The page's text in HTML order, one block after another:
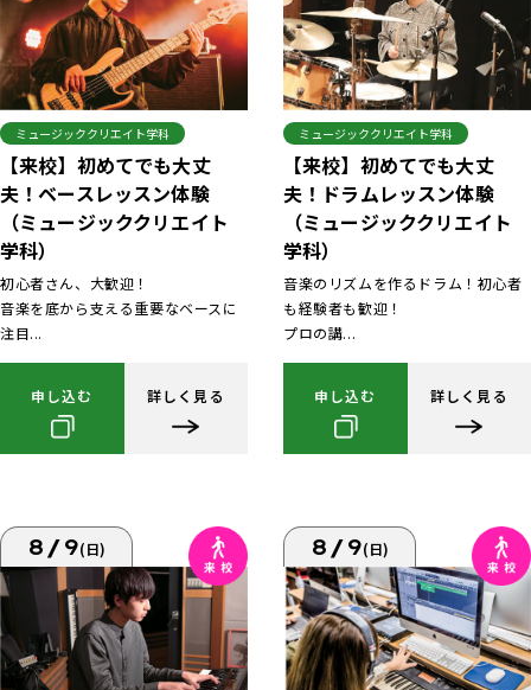
ミュージッククリエイト学科
【来校】初めてでも大丈
夫！ベースレッスン体験
（ミュージッククリエイト
学科）
初心者さん、大歓迎！
音楽を底から支える重要なベースに
注目...
申し込む 詳しく見る
ミュージッククリエイト学科
【来校】初めてでも大丈
夫！ドラムレッスン体験
（ミュージッククリエイト
学科）
音楽のリズムを作るドラム！初心者
も経験者も歓迎！
プロの講...
申し込む 詳しく見る
8/9(日) 8/9(日)